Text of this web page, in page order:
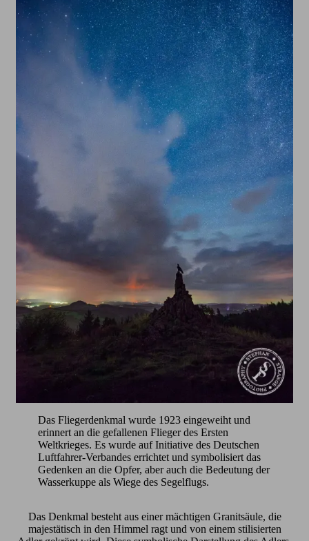
Das Fliegerdenkmal wurde 1923 eingeweiht und
erinnert an die gefallenen Flieger des Ersten
Weltkrieges. Es wurde auf Initiative des Deutschen
Luftfahrer-Verbandes errichtet und symbolisiert das
Gedenken an die Opfer, aber auch die Bedeutung der
Wasserkuppe als Wiege des Segelflugs.
Das Denkmal besteht aus einer mächtigen Granitsäule, die
majestätisch in den Himmel ragt und von einem stilisierten